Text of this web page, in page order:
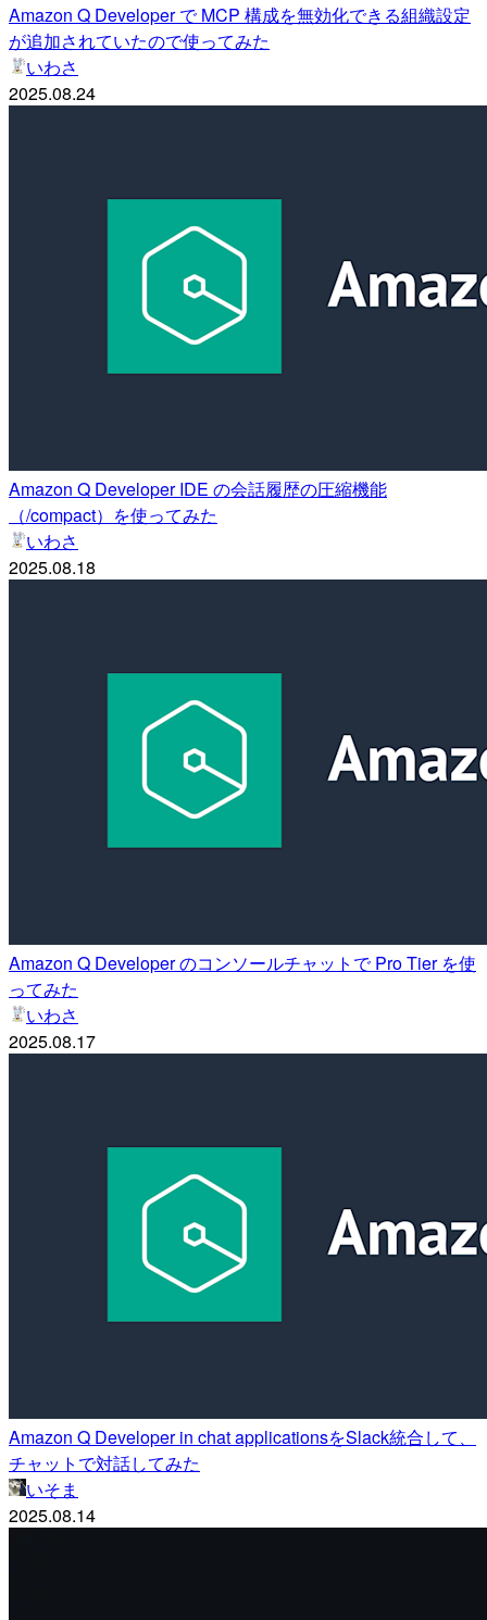
Amazon Q Developer で MCP 構成を無効化できる組織設定
が追加されていたので使ってみた
いわさ
2025.08.24
Amazon Q Developer IDE の会話履歴の圧縮機能
（/compact）を使ってみた
いわさ
2025.08.18
Amazon Q Developer のコンソールチャットで Pro Tier を使
ってみた
いわさ
2025.08.17
Amazon Q Developer in chat applicationsをSlack統合して、
チャットで対話してみた
いそま
2025.08.14